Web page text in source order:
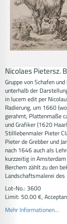
Nicolaes Pietersz.
Gruppe von Schafen
unterhalb der
in lucem edit per
Radierung, um 1660
gerahmt, Plattenmaße
und Grafiker (1620
Stilllebenmaler Pieter
Pieter de Grebber und
nach 1646 auch als
kurzzeitig in
Berchem zählt zu den
Landschaftsmalerei des
Lot-No.: 3600
Limit: 50.00 €,
Mehr Informationen...